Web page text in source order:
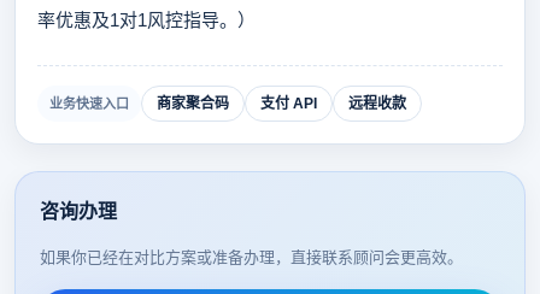
率优惠及1对1风控指导。）
业务快速入口 商家聚合码 支付 API 远程收款
咨询办理
如果你已经在对比方案或准备办理，直接联系顾问会更高效。